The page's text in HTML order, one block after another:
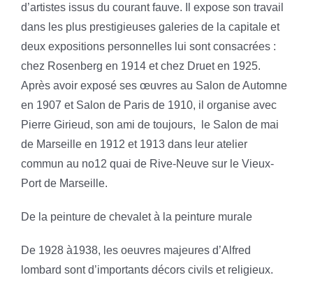
d’artistes issus du courant fauve. Il expose son travail
dans les plus prestigieuses galeries de la capitale et
deux expositions personnelles lui sont consacrées :
chez Rosenberg en 1914 et chez Druet en 1925.
Après avoir exposé ses œuvres au Salon de Automne
en 1907 et Salon de Paris de 1910, il organise avec
Pierre Girieud, son ami de toujours,
le Salon de mai
de Marseille en 1912 et 1913 dans leur atelier
commun au no12 quai de Rive-Neuve sur le Vieux-
Port de Marseille.
De la peinture de chevalet à la peinture murale
De 1928 à1938, les oeuvres majeures d’Alfred
lombard sont d’importants décors civils et religieux.